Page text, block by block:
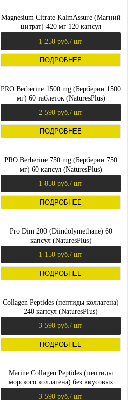
Magnesium Citrate KalmAssure (Магний
цитрат) 420 мг 120 капсул
1 250 руб. / шт
ПОДРОБНЕЕ
PRO Berberine 1500 mg (Берберин 1500
мг) 60 таблеток (NaturesPlus)
2 590 руб. / шт
ПОДРОБНЕЕ
PRO Berberine 750 mg (Берберин 750
мг) 60 капсул (NaturesPlus)
1 850 руб. / шт
ПОДРОБНЕЕ
Pro Dim 200 (Diindolymethane) 60
капсул (NaturesPlus)
1 150 руб. / шт
ПОДРОБНЕЕ
Collagen Peptides (пептиды коллагена)
240 капсул (NaturesPlus)
3 590 руб. / шт
ПОДРОБНЕЕ
Marine Collagen Peptides (пептиды
морского коллагена) без вкусовых
3 590 руб. / шт